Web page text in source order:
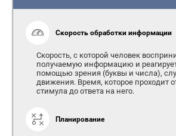
Скорость обработки информации
Скорость, с которой человек
получаемую информацию и
помощью зрения (буквы и числа),
движения. Время, которое проходит
стимула до ответа на него.
Планирование